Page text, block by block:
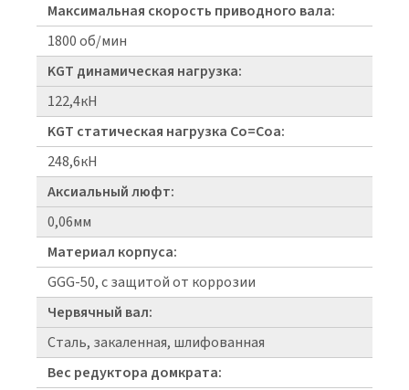
Максимальная скорость приводного вала:
1800 об/мин
KGT динамическая нагрузка:
122,4кН
KGT статическая нагрузка Co=Coa:
248,6кН
Аксиальный люфт:
0,06мм
Материал корпуса:
GGG-50, с защитой от коррозии
Червячный вал:
Сталь, закаленная, шлифованная
Вес редуктора домкрата: